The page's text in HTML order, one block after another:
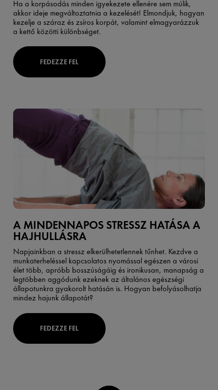
Ha a korpásodás minden igyekezete ellenére sem múlik,
akkor ideje megváltoztatnia a kezelését! Elmondjuk, hogyan
kezelje a száraz és zsíros korpát, valamint elmagyarázzuk
a kettő közötti különbséget.
FEDEZZE FEL
A MINDENNAPOS STRESSZ HATÁSA A
HAJHULLÁSRA
Napjainkban a stressz elkerülhetetlennek tűnhet. Kezdve a
munkaterheléssel kapcsolatos nyomással egészen a városi
élet több, apróbb bosszúságáig és ironikusan, manapság a
legtöbben aggódunk ezeknek az általános egészségi
állapotunkra gyakorolt hatásán is. Hogyan befolyásolhatja
mindez hajunk állapotát?
FEDEZZE FEL